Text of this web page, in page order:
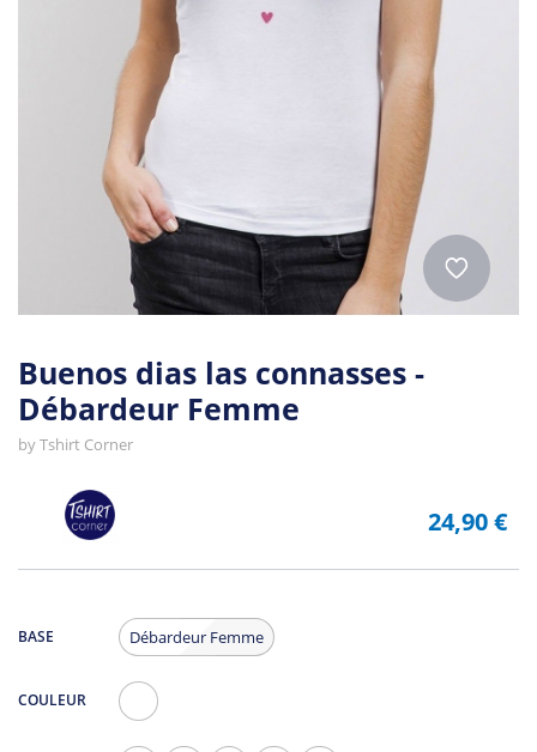
Buenos dias las connasses -
Débardeur Femme
byTshirt Corner
24,90 €
BASE Débardeur Femme
COULEUR